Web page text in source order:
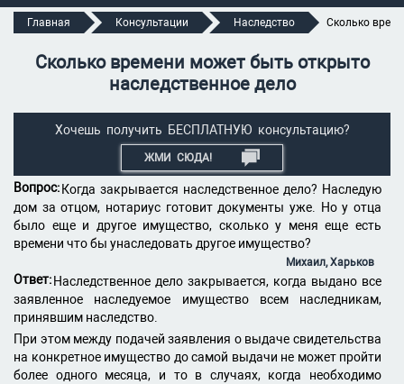
Главная Консультации Наследство Сколько
Сколько времени может быть открыто
наследственное дело
Хочешь получить БЕСПЛАТНУЮ консультацию?
ЖМИ СЮДА!
Вопрос: Когда закрывается наследственное дело? Наследую
дом за отцом, нотариус готовит документы уже. Но у отца
было еще и другое имущество, сколько у меня еще есть
времени что бы унаследовать другое имущество?
Михаил, Харьков
Ответ: Наследственное дело закрывается, когда выдано все
заявленное наследуемое имущество всем наследникам,
принявшим наследство.
При этом между подачей заявления о выдаче свидетельства
на конкретное имущество до самой выдачи не может пройти
более одного месяца, и то в случаях, когда необходимо